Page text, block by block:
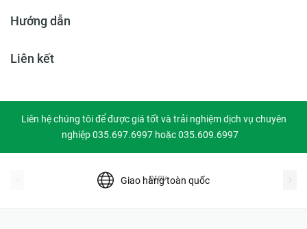
Hướng dẫn
Liên kết
Liên hệ chúng tôi để được giá tốt và trải nghiệm dịch vụ chuyên
nghiệp 035.697.6997 hoặc 035.609.6997
Giao hàng toàn quốc
prev